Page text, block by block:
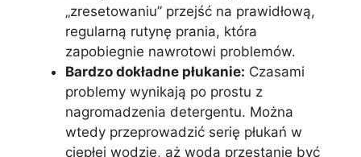
„zresetowaniu” przejść na prawidłową,
regularną rutynę prania, która
zapobiegnie nawrotowi problemów.
Bardzo dokładne płukanie: Czasami
problemy wynikają po prostu z
nagromadzenia detergentu. Można
wtedy przeprowadzić serię płukań w
ciepłej wodzie, aż woda przestanie być